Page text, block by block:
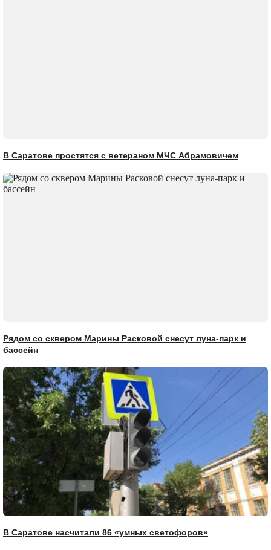
В Саратове простятся с ветераном МЧС Абрамовичем
Рядом со сквером Марины Расковой снесут луна-парк и
бассейн
В Саратове насчитали 86 «умных светофоров»